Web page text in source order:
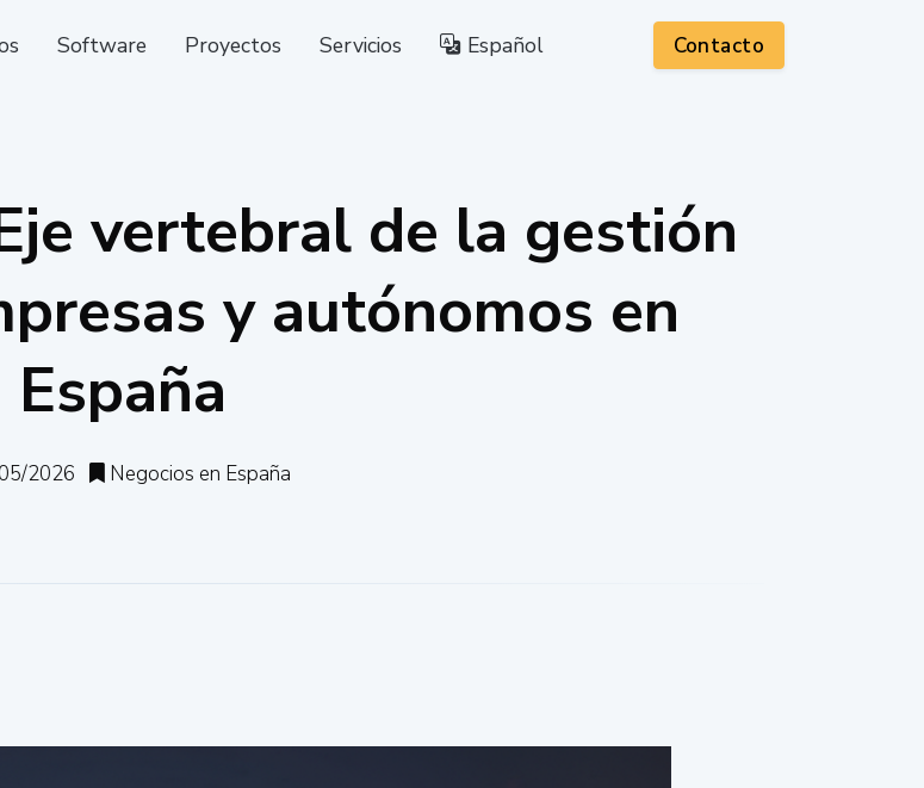
Software Proyectos Servicios Español Contacto
vertebral de la gestión
y autónomos en
España
2026 Negocios en España